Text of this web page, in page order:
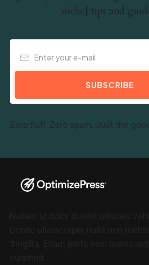
niche] tips and
SUBSCRIBE
Zero fluff. Zero spam. Just the